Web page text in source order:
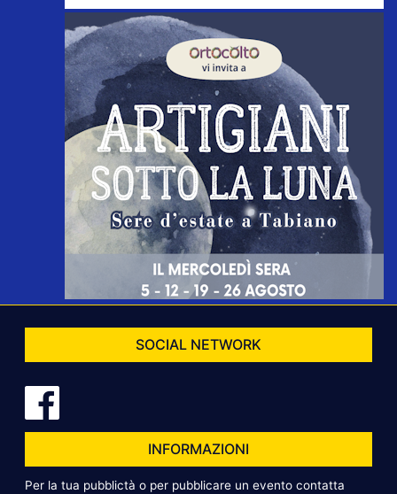
SOCIAL NETWORK
INFORMAZIONI
Per la tua pubblictà o per pubblicare un evento contatta